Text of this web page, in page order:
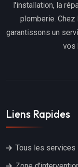
l'installation, la
plomberie. Chez
garantissons un
vos
Liens Rapides
Tous les services